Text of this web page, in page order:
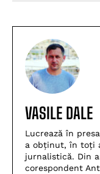
VASILE DALE
Lucrează în
a obținut, în toți
jurnalistică. Din
corespondent